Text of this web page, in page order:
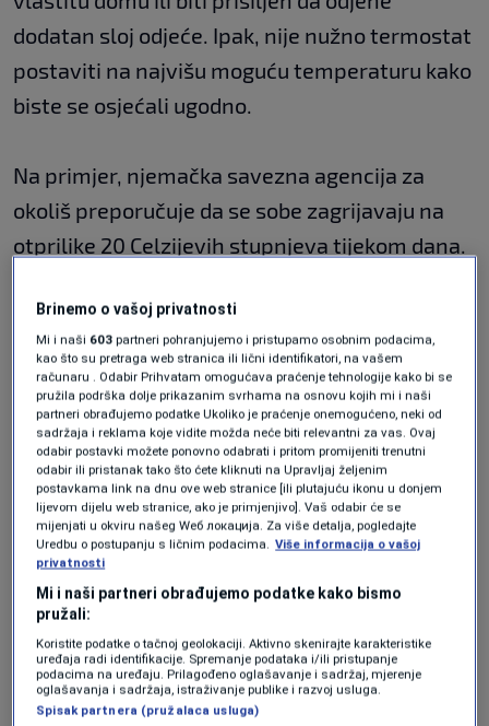
dodatan sloj odjeće. Ipak, nije nužno termostat
postaviti na najvišu moguću temperaturu kako
biste se osjećali ugodno.
Na primjer, njemačka savezna agencija za
okoliš preporučuje da se sobe zagrijavaju na
otprilike 20 Celzijevih stupnjeva tijekom dana.
Za kuhinju, gdje se toplina ionako stvara
kuhanjem, uglavnom je dovoljno 18, a 17
stupnjeva je i više nego dovoljno za spavaće
sobe. Naposljetku, kada su takve temperature
na otvorenom u pravilu smo već u majicama
kratkih rukava.
Sniženje temperature može vam uštedjeti
novac. Prema neprofitnoj konzultantskoj tvrtki
CO2online, troškovi grijanja smanjuju se u
prosjeku za oko šest posto za svaki Celzijev
stupanj.
Brinemo o vašoj privatnosti
Mi i naši 603 partneri pohranjujemo i pristupamo osobnim podacima,
kao što su pretraga web stranica ili lični identifikatori, na vašem
računaru . Odabir Prihvatam omogućava praćenje tehnologije kako bi se
pružila podrška dolje prikazanim svrhama na osnovu kojih mi i naši
partneri obrađujemo podatke Ukoliko je praćenje onemogućeno, neki od
sadržaja i reklama koje vidite možda neće biti relevantni za vas. Ovaj
odabir postavki možete ponovno odabrati i pritom promijeniti trenutni
odabir ili pristanak tako što ćete kliknuti na Upravljaj željenim
postavkama link na dnu ove web stranice [ili plutajuću ikonu u donjem
lijevom dijelu web stranice, ako je primjenjivo]. Vaš odabir će se
mijenjati u okviru našeg Wеб локација. Za više detalja, pogledajte
Uredbu o postupanju s ličnim podacima. Više informacija o vašoj
privatnosti
Mi i naši partneri obrađujemo podatke kako bismo
pružali:
Koristite podatke o tačnoj geolokaciji. Aktivno skenirajte karakteristike
uređaja radi identifikacije. Spremanje podataka i/ili pristupanje
podacima na uređaju. Prilagođeno oglašavanje i sadržaj, mjerenje
oglašavanja i sadržaja, istraživanje publike i razvoj usluga.
Spisak partnera (pružalaca usluga)